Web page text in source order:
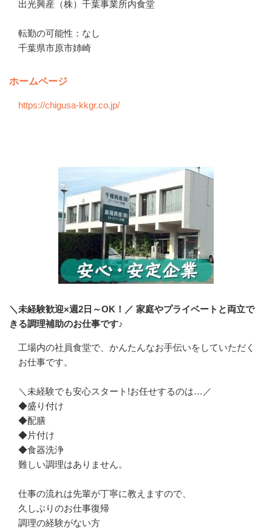
出光興産（株）千葉事業所内食堂
転勤の可能性：なし
千葉県市原市姉崎
ホームページ
https://chigusa-kkgr.co.jp/
＼未経験歓迎×週2日～OK！／ 家庭やプライベートと両立で
きる調理補助のお仕事です♪
工場内の社員食堂で、かんたんなお手伝いをしていただく
お仕事です。
＼未経験でも安心スタート!お任せするのは…／
◆盛り付け
◆配膳
◆片付け
◆食器洗浄
難しい調理はありません。
仕事の流れは先輩が丁寧に教えますので、
久しぶりのお仕事復帰
調理の経験がない方